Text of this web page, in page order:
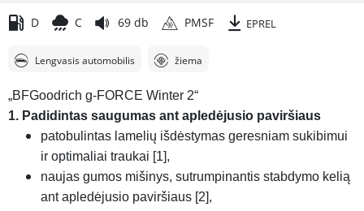
D C 69 db PMSF EPREL
Lengvasis automobilis žiema
„BFGoodrich g-FORCE Winter 2“
1. Padidintas saugumas ant apledėjusio paviršiaus
patobulintas lamelių išdėstymas geresniam sukibimui
ir optimaliai traukai [1],
naujas gumos mišinys, sutrumpinantis stabdymo kelią
ant apledėjusio paviršiaus [2],